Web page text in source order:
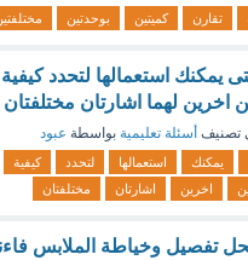
تقارن كميتين بوحدتين
يمكنك استعمالها لتحدد
اخرين لهما اشارتان
تصنيف أسئلة تعليمية بواسطة عبود
يمكنك استعمالها لتحدد كيفية
اخرين اشارتان مختلفتان
تفصيل وخياطة الملابس